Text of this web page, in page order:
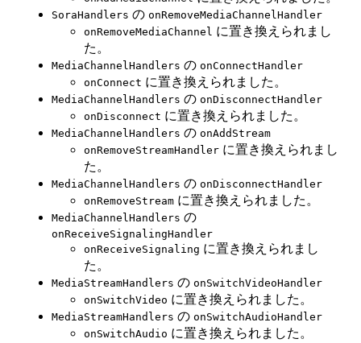
SoraHandlers の onRemoveMediaChannelHandler
onRemoveMediaChannel に置き換えられまし
た。
MediaChannelHandlers の onConnectHandler
onConnect に置き換えられました。
MediaChannelHandlers の onDisconnectHandler
onDisconnect に置き換えられました。
MediaChannelHandlers の onAddStream
onRemoveStreamHandler に置き換えられまし
た。
MediaChannelHandlers の onDisconnectHandler
onRemoveStream に置き換えられました。
MediaChannelHandlers の
onReceiveSignalingHandler
onReceiveSignaling に置き換えられまし
た。
MediaStreamHandlers の onSwitchVideoHandler
onSwitchVideo に置き換えられました。
MediaStreamHandlers の onSwitchAudioHandler
onSwitchAudio に置き換えられました。